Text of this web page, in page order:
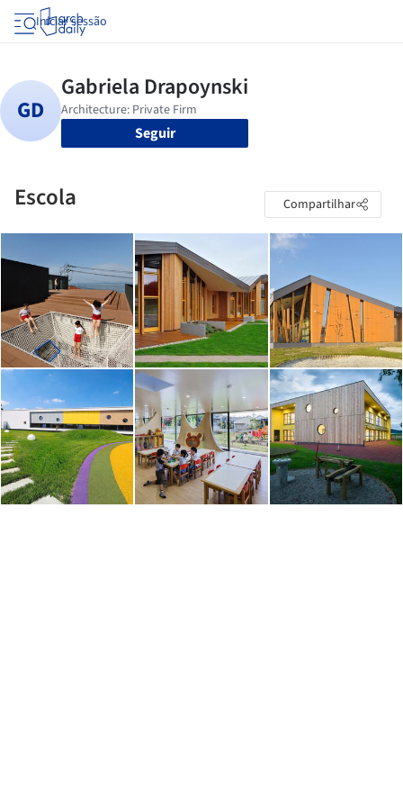
Iniciar sessão
Seguir
Escola Compartilhar